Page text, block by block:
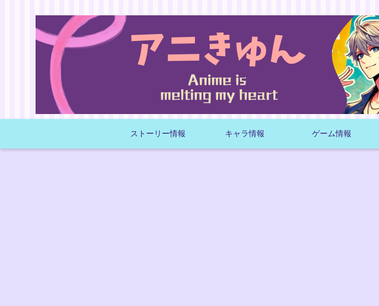
ストーリー情報 キャラ情報 ゲーム情報